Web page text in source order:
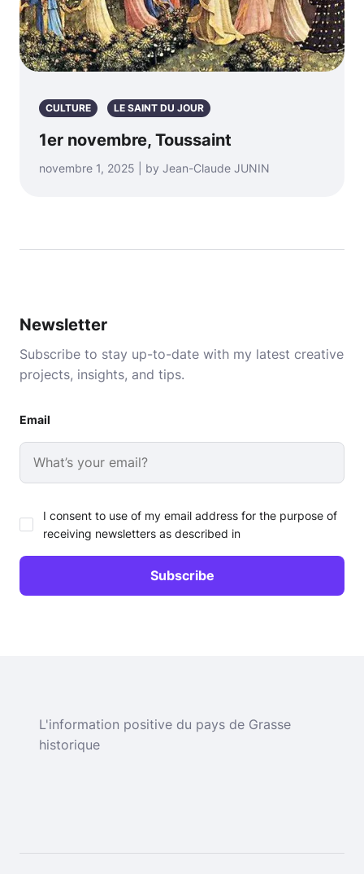
CULTURE LE SAINT DU JOUR
1er novembre, Toussaint
novembre 1, 2025 | by Jean-Claude JUNIN
Newsletter
Subscribe to stay up-to-date with my latest creative
projects, insights, and tips.
Email
I consent to use of my email address for the purpose of
receiving newsletters as described in
L'information positive du pays de Grasse
historique